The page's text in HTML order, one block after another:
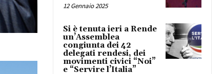
12 Gennaio 2025
Si è tenuta ieri a Rende
un’Assemblea
congiunta dei 42
delegati rendesi, dei
movimenti civici “Noi”
e “Servire l’Italia”